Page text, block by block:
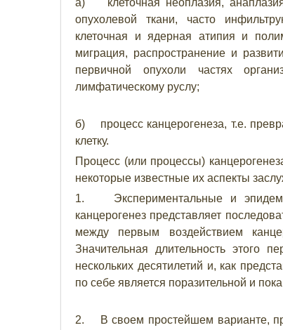
а) клеточная неоплазия,
опухолевой ткани, часто
клеточная и ядерная атипия и
миграция, распространение и
первичной опухоли частях
лимфатическому руслу;
б) процесс канцерогенеза, т.е.
клетку.
Процесс (или процессы)
некоторые известные их аспекты
1. Экспериментальные и
канцерогенез представляет
между первым воздействием
Значительная длительность этого
нескольких десятилетий и, как
по себе является поразительной и
2. В своем простейшем варианте,